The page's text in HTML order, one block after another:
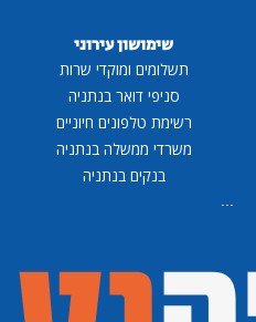
שימושון עירוני
תשלומים ומוקדי שרות
סניפי דואר בנתניה
רשימת טלפונים חיוניים
משרדי ממשלה בנתניה
בנקים בנתניה
...